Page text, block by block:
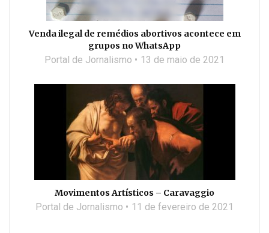
Venda ilegal de remédios abortivos acontece em
grupos no WhatsApp
Portal de Jornalismo 13 de maio de 2021
Movimentos Artísticos – Caravaggio
Portal de Jornalismo 11 de fevereiro de 2021